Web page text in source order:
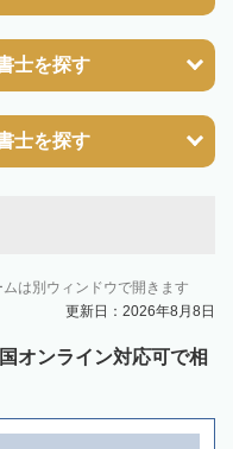
士を探す
士を探す
は別ウィンドウで開きます
更新日：2026年8月8日
オンライン対応可で相